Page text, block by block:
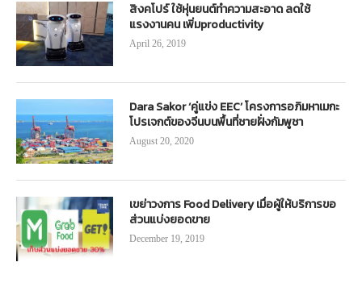
สิงคโปร์ ใช้หุ่นยนต์ทำความสะอาด ลดใช้
แรงงานคน เพิ่มproductivity
April 26, 2019
Dara Sakor ‘คู่แข่ง EEC’ โครงการอภิมหาเมกะ
โปรเจกต์ของจีนบนพื้นที่ชายฝั่งกัมพูชา
August 20, 2020
เขย่าวงการ Food Delivery เมื่อผู้ให้บริการขอ
ส่วนแบ่งยอดขาย
December 19, 2019